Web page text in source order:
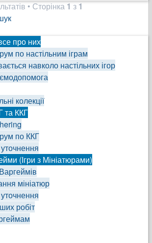
• Сторінка 1 з 1
про них
по настільним іграм
навколо настільних ігор
колекції
та ККГ
по ККГ
(Ігри з Мініатюрами)
мініатюр
робіт